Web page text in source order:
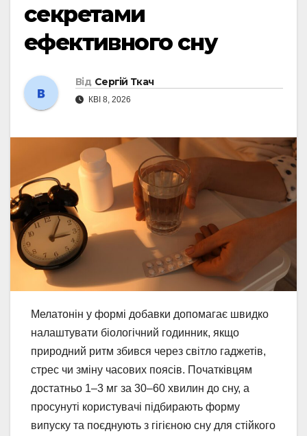
секретами
ефективного сну
Від Сергій Ткач
КВІ 8, 2026
Мелатонін у формі добавки допомагає швидко
налаштувати біологічний годинник, якщо
природний ритм збився через світло гаджетів,
стрес чи зміну часових поясів. Початківцям
достатньо 1–3 мг за 30–60 хвилин до сну, а
просунуті користувачі підбирають форму
випуску та поєднують з гігієною сну для стійкого